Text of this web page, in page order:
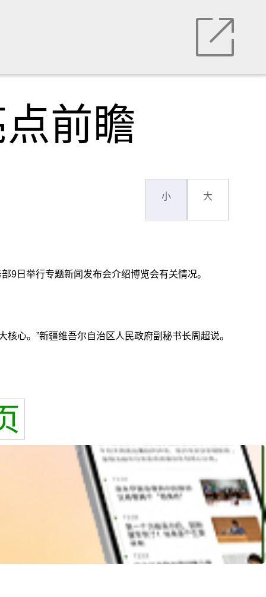
前瞻
小 大
9日举行专题新闻发布会介绍博览会有关情况。
心。”新疆维吾尔自治区人民政府副秘书长周超说。